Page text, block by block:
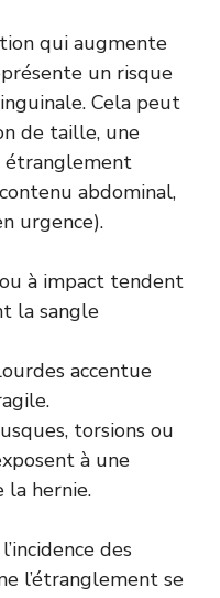
qui augmente
un risque
Cela peut
de taille, une
étranglement
abdominal,
urgence).
à impact tendent
la sangle
accentue
torsions ou
à une
la hernie.
l’incidence des
l’étranglement se